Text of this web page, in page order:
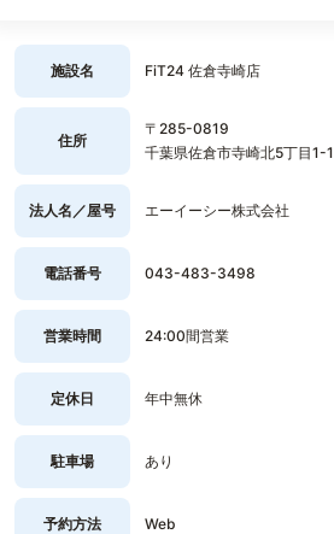
施設名 FiT24 佐倉寺崎店
住所
〒285-0819
千葉県佐倉市寺崎北5丁目1-1
法人名／屋号 エーイーシー株式会社
電話番号 043-483-3498
営業時間 24:00間営業
定休日 年中無休
駐車場 あり
予約方法 Web